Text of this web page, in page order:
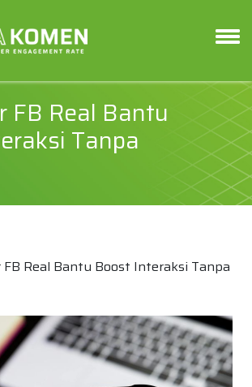
FB Real Bantu
Tanpa
FB Real Bantu Boost Interaksi Tanpa